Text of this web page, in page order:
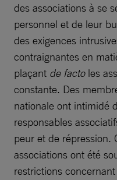
des associations à se
personnel et de leur
des exigences
contraignantes en
plaçant de factoles
constante. Des
nationale ont intimidé
responsables
peur et de répression.
associations ont été
restrictions